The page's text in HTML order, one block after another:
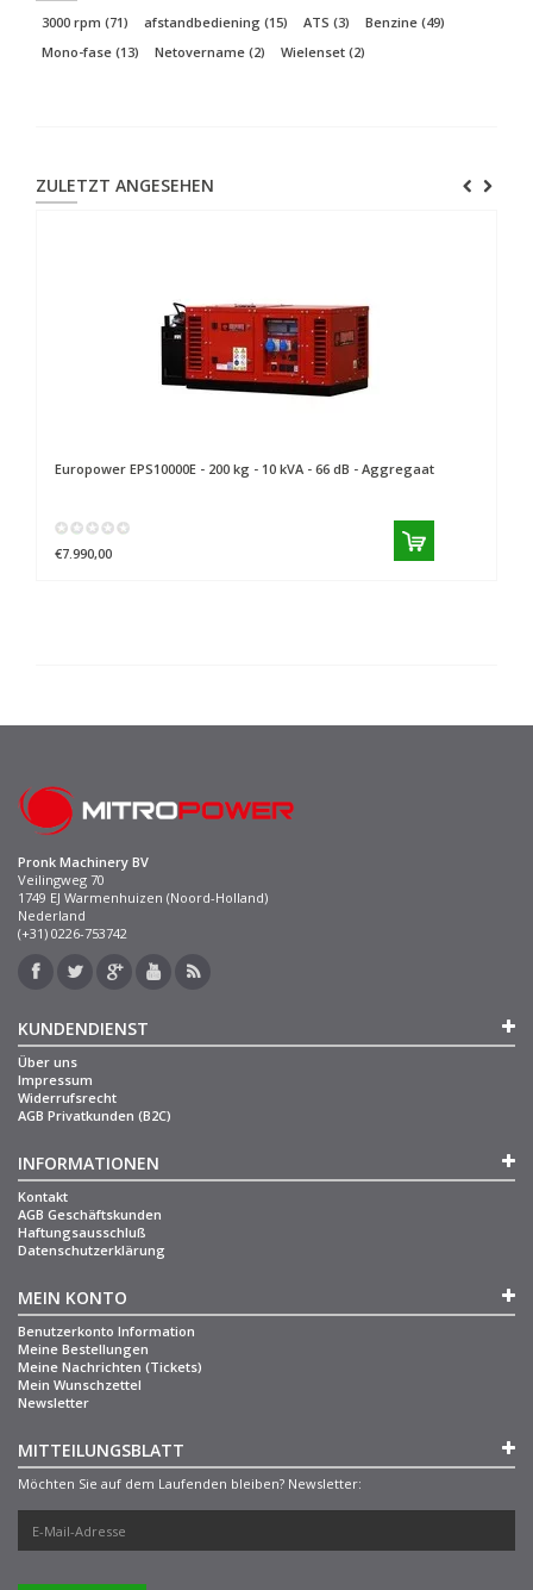
3000 rpm (71) afstandbediening (15) ATS (3) Benzine (49)
Mono-fase (13) Netovername (2) Wielenset (2)
ZULETZT ANGESEHEN
Europower EPS10000E - 200 kg - 10 kVA - 66 dB - Aggregaat
€7.990,00
Pronk Machinery BV
Veilingweg 70
1749 EJ Warmenhuizen (Noord-Holland)
Nederland
(+31) 0226-753742
KUNDENDIENST
Über uns
Impressum
Widerrufsrecht
AGB Privatkunden (B2C)
INFORMATIONEN
Kontakt
AGB Geschäftskunden
Haftungsausschluß
Datenschutzerklärung
MEIN KONTO
Benutzerkonto Information
Meine Bestellungen
Meine Nachrichten (Tickets)
Mein Wunschzettel
Newsletter
MITTEILUNGSBLATT
Möchten Sie auf dem Laufenden bleiben? Newsletter: